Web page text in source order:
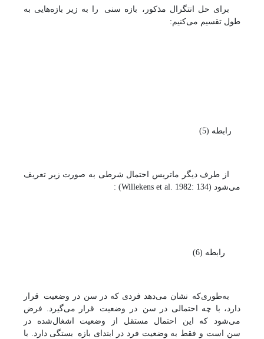
برای حل انتگرال مذکور، بازه سنی
را به زیر بازه‌هایی به
طول تقسیم می‌کنیم:
رابطه (5)
از طرف دیگر ماتریس احتمال‌ شرطی به‌ صورت زیر تعریف
می‌شود (Willekens et al. 1982: 134
) :
رابطه (6)
به‌طوری‌که نشان می‌دهد فردی که در سن در وضعیت
قرار
دارد، با چه احتمالی در سن
در وضعیت قرار می‌گیرد. فرض
می‌شود که این احتمال مستقل از وضعیت اشغال‌شده در
سن
است و فقط به وضعیت فرد در ابتدای بازه بستگی دارد. با